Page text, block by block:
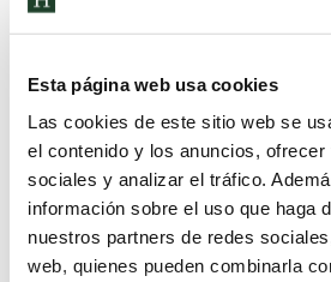
Esta página web usa cookies
Las cookies de este sitio web se
el contenido y los anuncios, ofrecer
sociales y analizar el tráfico.
información sobre el uso que haga
nuestros partners de redes
web, quienes pueden combinarla
General Annual Plan
Educational